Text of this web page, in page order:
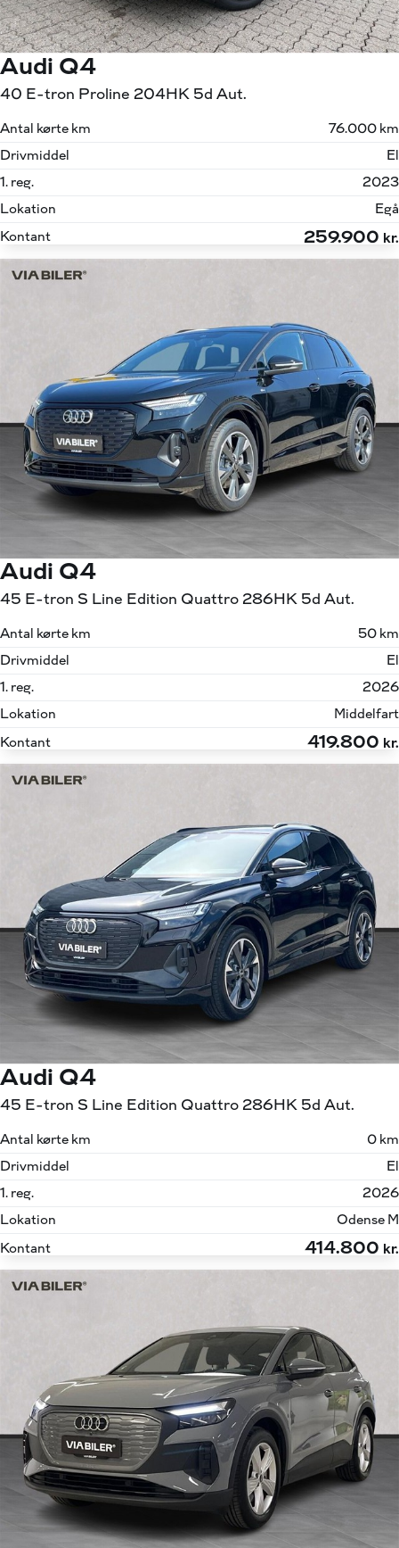
Audi Q4
40 E-tron Proline 204HK 5d Aut.
Antal kørte km
76.000 km
Drivmiddel
El
1. reg.
2023
Lokation
Egå
Kontant
259.900 kr.
Audi Q4
45 E-tron S Line Edition Quattro 286HK 5d Aut.
Antal kørte km
50 km
Drivmiddel
El
1. reg.
2026
Lokation
Middelfart
Kontant
419.800 kr.
Audi Q4
45 E-tron S Line Edition Quattro 286HK 5d Aut.
Antal kørte km
0 km
Drivmiddel
El
1. reg.
2026
Lokation
Odense M
Kontant
414.800 kr.